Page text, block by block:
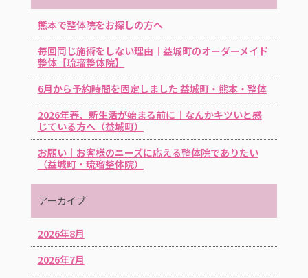
熊本で整体院をお探しの方へ
毎回同じ施術をしない理由｜益城町のオーダーメイド
整体【琉瑠整体院】
6月から予約時間を固定しました 益城町・熊本・整体
2026年春、新生活が始まる前に｜なんかキツいと感
じている方へ（益城町）
お願い｜お客様のニーズに応える整体院でありたい
（益城町・琉瑠整体院）
アーカイブ
2026年8月
2026年7月